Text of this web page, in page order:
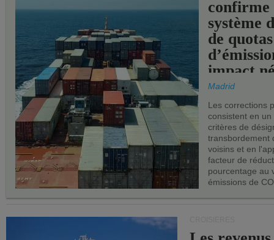
confirme
système
de quotas
impact
les ports
Madrid
Les corrections
consistent en
critères de
transbordement
voisins et en
facteur de
pourcentage au
émissions de